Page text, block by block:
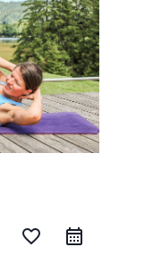
favorite_border